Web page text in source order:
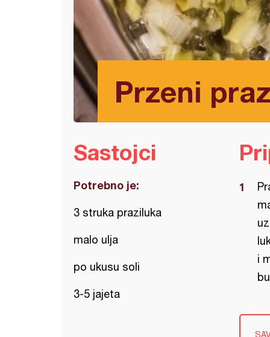
Przeni
Sastojci
Potrebno je:
3 struka praziluka
malo ulja
po ukusu soli
3-5 jajeta
i